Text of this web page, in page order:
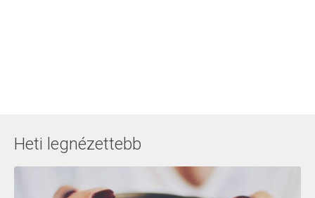
Heti legnézettebb